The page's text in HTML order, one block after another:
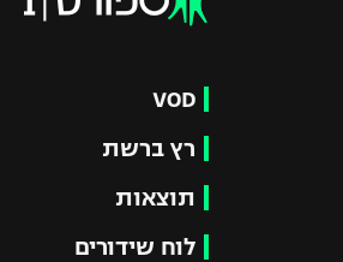
VOD
רץ ברשת
תוצאות
לוח שידורים